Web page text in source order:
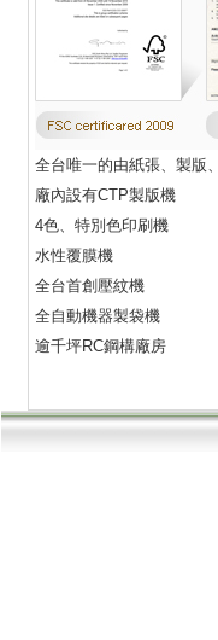
全台唯一的由紙張、製版
廠內設有CTP製版機
4色、特別色印刷機
水性覆膜機
全台首創壓紋機
全自動機器製袋機
逾千坪RC鋼構廠房